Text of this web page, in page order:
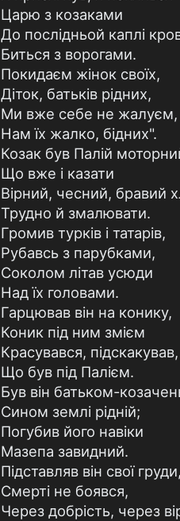
Царю з козаками
До послідньой каплі
Биться з ворогами.
Покидаєм жінок своїх,
Діток, батьків рідних,
Ми вже себе не жалуєм,
Нам їх жалко, бідних".
Козак був Палій
Що вже і казати
Вірний, чесний, бравий
Трудно й змалювати.
Громив турків і татарів,
Рубавсь з парубками,
Соколом літав усюди
Над їх головами.
Гарцював він на конику,
Коник під ним змієм
Красувався, підскакував,
Що був під Палієм.
Був він батьком-
Сином землі рідній;
Погубив його навіки
Мазепа завидний.
Підставляв він свої груди,
Смерті не боявся,
Через добрість, через